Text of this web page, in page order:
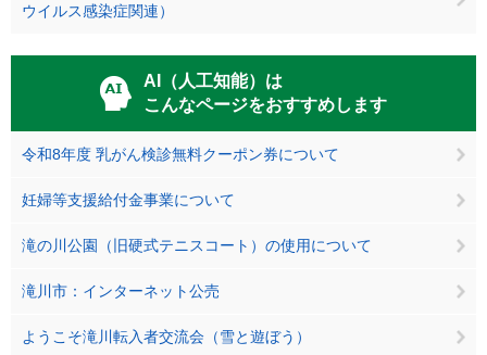
ウイルス感染症関連）
AI（人工知能）は
こんなページをおすすめします
令和8年度 乳がん検診無料クーポン券について
妊婦等支援給付金事業について
滝の川公園（旧硬式テニスコート）の使用について
滝川市：インターネット公売
ようこそ滝川転入者交流会（雪と遊ぼう）